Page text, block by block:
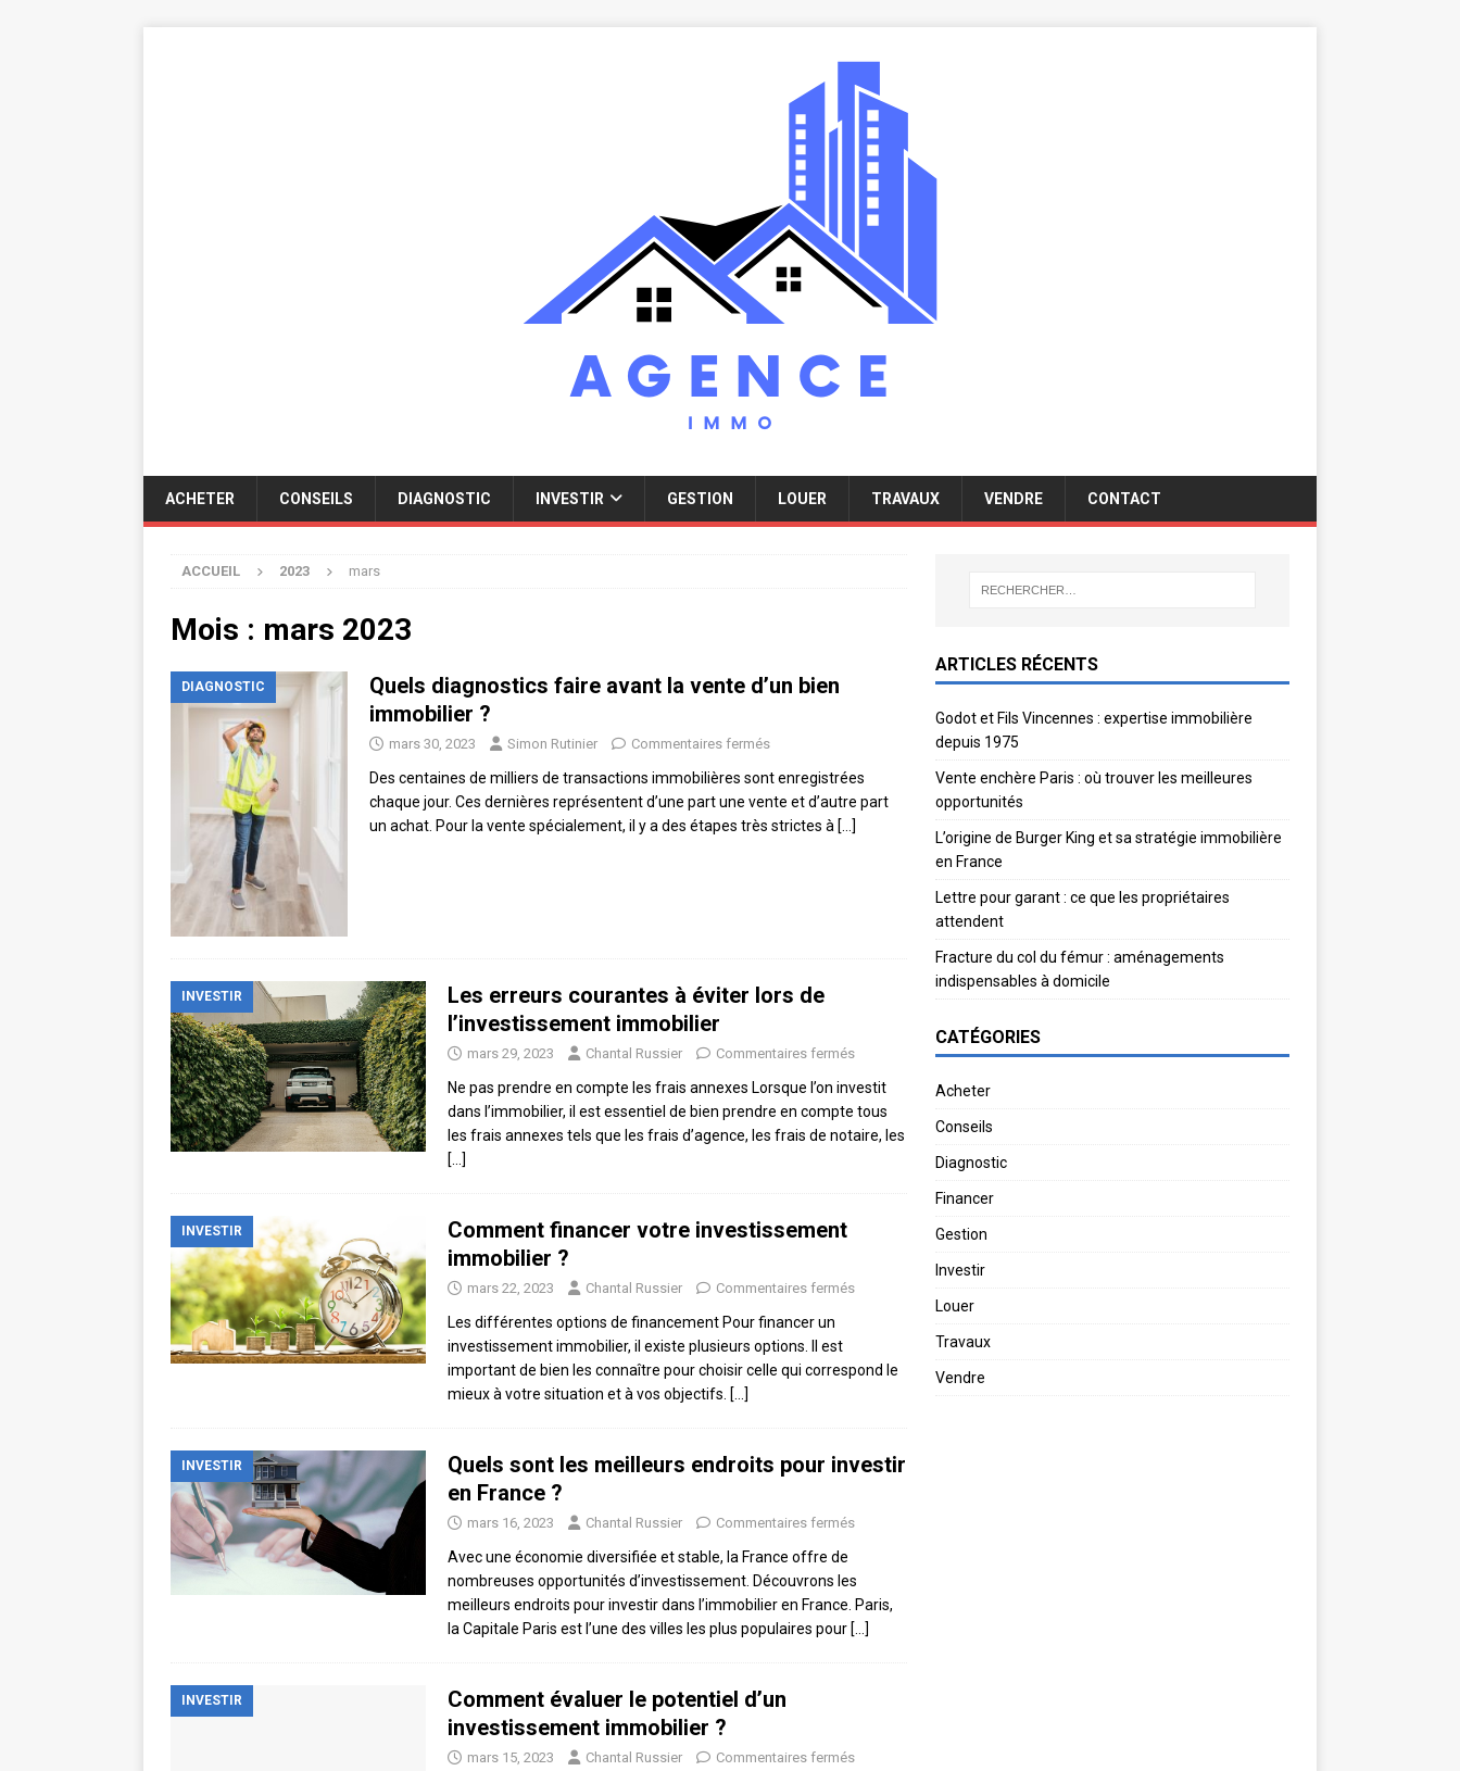
ACHETER CONSEILS DIAGNOSTIC INVESTIR GESTION LOUER TRAVAUX VENDRE CONTACT
ACCUEIL 2023 mars
Mois : mars 2023
DIAGNOSTIC
Quels diagnostics faire avant la vente d’un bien
immobilier ?
mars 30, 2023 Simon Rutinier Commentaires fermés
Des centaines de milliers de transactions immobilières sont enregistrées
chaque jour. Ces dernières représentent d’une part une vente et d’autre part
un achat. Pour la vente spécialement, il y a des étapes très strictes à […]
INVESTIR
Les erreurs courantes à éviter lors de
l’investissement immobilier
mars 29, 2023 Chantal Russier Commentaires fermés
Ne pas prendre en compte les frais annexes Lorsque l’on investit
dans l’immobilier, il est essentiel de bien prendre en compte tous
les frais annexes tels que les frais d’agence, les frais de notaire, les
[…]
INVESTIR
Comment financer votre investissement
immobilier ?
mars 22, 2023 Chantal Russier Commentaires fermés
Les différentes options de financement Pour financer un
investissement immobilier, il existe plusieurs options. Il est
important de bien les connaître pour choisir celle qui correspond le
mieux à votre situation et à vos objectifs. […]
INVESTIR
Quels sont les meilleurs endroits pour investir
en France ?
mars 16, 2023 Chantal Russier Commentaires fermés
Avec une économie diversifiée et stable, la France offre de
nombreuses opportunités d’investissement. Découvrons les
meilleurs endroits pour investir dans l’immobilier en France. Paris,
la Capitale Paris est l’une des villes les plus populaires pour […]
INVESTIR
Comment évaluer le potentiel d’un
investissement immobilier ?
mars 15, 2023 Chantal Russier Commentaires fermés
ARTICLES RÉCENTS
Godot et Fils Vincennes : expertise immobilière
depuis 1975
Vente enchère Paris : où trouver les meilleures
opportunités
L’origine de Burger King et sa stratégie immobilière
en France
Lettre pour garant : ce que les propriétaires
attendent
Fracture du col du fémur : aménagements
indispensables à domicile
CATÉGORIES
Acheter
Conseils
Diagnostic
Financer
Gestion
Investir
Louer
Travaux
Vendre